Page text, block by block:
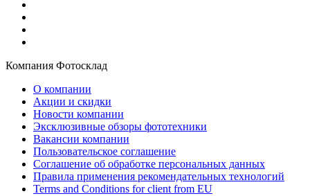
Компания Фотосклад
О компании
Акции и скидки
Новости компании
Эксклюзивные обзоры фототехники
Вакансии компании
Пользовательское соглашение
Соглашение об обработке персональных данных
Правила применения рекомендательных технологий
Terms and Conditions for client from EU